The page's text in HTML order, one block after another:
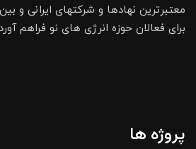
معتبرترین نهادها و شرکتهای ایرانی و
برای فعالان حوزه انرژی های نو فراهم
پروژه ها